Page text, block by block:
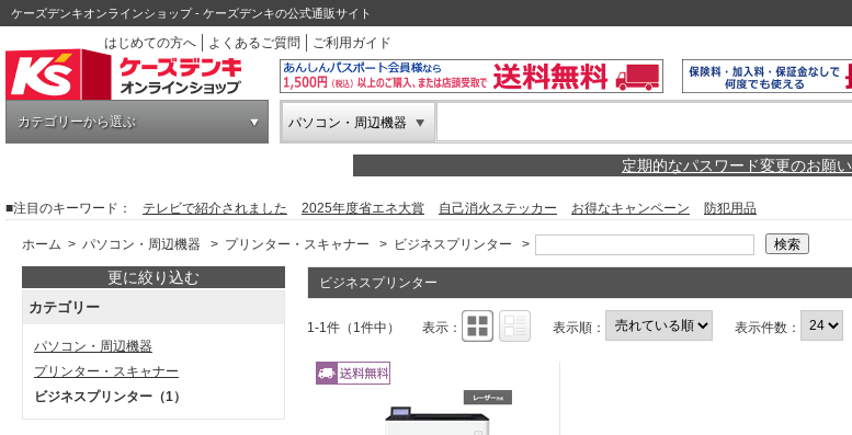
ケーズデンキオンラインショップ - ケーズデンキの公式通販サイト
はじめての方へ
よくあるご質問 ご利用ガイド
カテゴリーから選ぶ パソコン・周辺機器
定期的なパスワード変更のお願い
■注目のキーワード： テレビで紹介されました 2025年度省エネ大賞 自己消火ステッカー お得なキャンペーン 防犯用品
ホーム > パソコン・周辺機器 > プリンター・スキャナー > ビジネスプリンター >
更に絞り込む
カテゴリー
パソコン・周辺機器
プリンター・スキャナー
ビジネスプリンター （1）
ビジネスプリンター
1-1件（1件中） 表示： 表示順： 表示件数：